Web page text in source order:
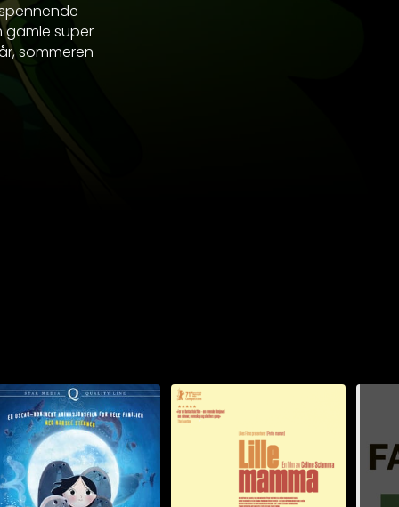
gamle super
sommeren